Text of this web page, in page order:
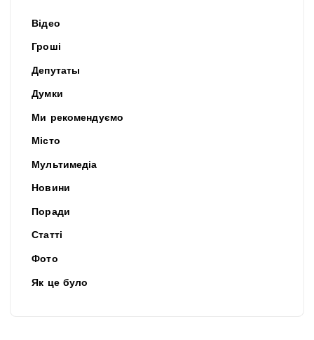
Відео
Гроші
Депутаты
Думки
Ми рекомендуємо
Місто
Мультимедіа
Новини
Поради
Статті
Фото
Як це було